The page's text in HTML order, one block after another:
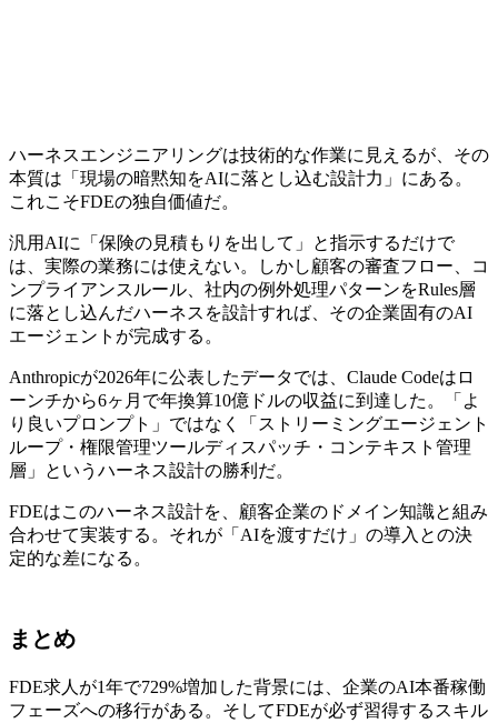
ハーネスエンジニアリングは技術的な作業に見えるが、その
本質は「現場の暗黙知をAIに落とし込む設計力」にある。
これこそFDEの独自価値だ。
汎用AIに「保険の見積もりを出して」と指示するだけで
は、実際の業務には使えない。しかし顧客の審査フロー、コ
ンプライアンスルール、社内の例外処理パターンをRules層
に落とし込んだハーネスを設計すれば、その企業固有のAI
エージェントが完成する。
Anthropicが2026年に公表したデータでは、Claude Codeはロ
ーンチから6ヶ月で年換算10億ドルの収益に到達した。「よ
り良いプロンプト」ではなく「ストリーミングエージェント
ループ・権限管理ツールディスパッチ・コンテキスト管理
層」というハーネス設計の勝利だ。
FDEはこのハーネス設計を、顧客企業のドメイン知識と組み
合わせて実装する。それが「AIを渡すだけ」の導入との決
定的な差になる。
まとめ
FDE求人が1年で729%増加した背景には、企業のAI本番稼働
フェーズへの移行がある。そしてFDEが必ず習得するスキル